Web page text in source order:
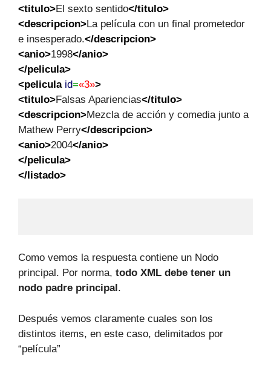
<titulo>El sexto sentido</titulo>
<descripcion>La película con un final prometedor
e insesperado.</descripcion>
<anio>1998</anio>
</pelicula>
<pelicula id=«3»>
<titulo>Falsas Apariencias</titulo>
<descripcion>Mezcla de acción y comedia junto a
Mathew Perry</descripcion>
<anio>2004</anio>
</pelicula>
</listado>
Como vemos la respuesta contiene un Nodo
principal. Por norma, todo XML debe tener un
nodo padre principal.
Después vemos claramente cuales son los
distintos items, en este caso, delimitados por
“película”